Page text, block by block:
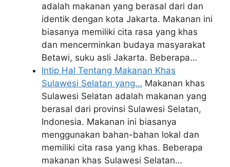
adalah makanan yang berasal dari dan
identik dengan kota Jakarta. Makanan ini
biasanya memiliki cita rasa yang khas
dan mencerminkan budaya masyarakat
Betawi, suku asli Jakarta. Beberapa…
Intip Hal Tentang Makanan Khas
Sulawesi Selatan yang… Makanan khas
Sulawesi Selatan adalah makanan yang
berasal dari provinsi Sulawesi Selatan,
Indonesia. Makanan ini biasanya
menggunakan bahan-bahan lokal dan
memiliki cita rasa yang khas. Beberapa
makanan khas Sulawesi Selatan…